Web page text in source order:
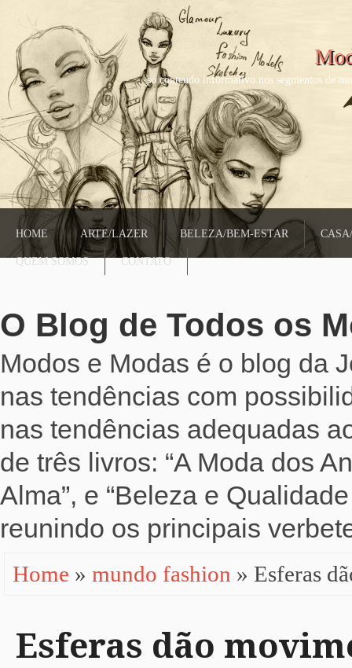
só conteudo informativo nos segmentos de
HOME ARTE/LAZER BELEZA/BEM-ESTAR
QUEM SOMOS CONTATO
O Blog de Todos os
Modos e Modas é o blog da
nas tendências com
nas tendências adequadas
de três livros: “A Moda dos
Alma”, e “Beleza e
reunindo os principais
Home » mundo fashion » Esferas
Esferas dão